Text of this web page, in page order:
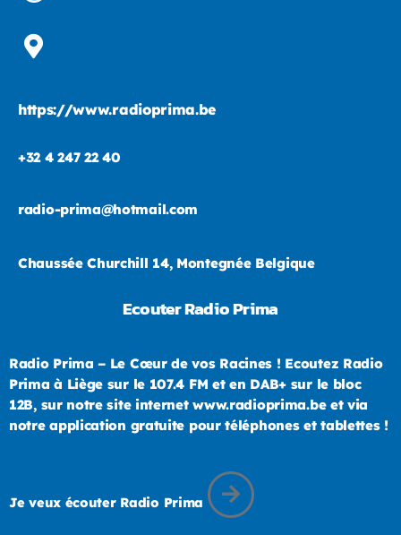
https://www.radioprima.be
+32 4 247 22 40
radio-prima@hotmail.com
Chaussée Churchill 14, Montegnée Belgique
Ecouter Radio Prima
Radio Prima – Le Cœur de vos Racines ! Ecoutez Radio
Prima à Liège sur le 107.4 FM et en DAB+ sur le bloc
12B, sur notre site internet www.radioprima.be et via
notre application gratuite pour téléphones et tablettes !
Je veux écouter Radio Prima